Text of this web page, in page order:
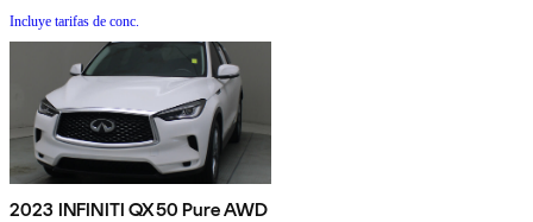
Incluye tarifas de conc.
2023 INFINITI QX50 Pure AWD